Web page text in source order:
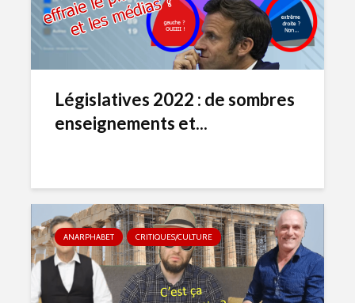
Législatives 2022 : de sombres
enseignements et...
ANARPHABET CRITIQUES/CULTURE